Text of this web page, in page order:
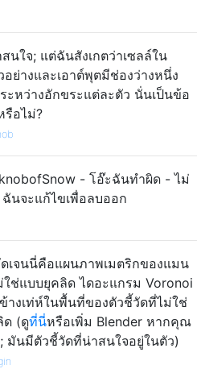
นใจ; แต่ฉันสังเกตว่าเซลล์ใน
ย่างและเอาต์พุตมีช่องว่างหนึ่ง
ะหว่างอักขระแต่ละตัว นั่นเป็นข้อ
รือไม่?
- โอ๊ะฉันทำผิด - ไม่
ฉันจะแก้ไขเพื่อลบออก
เจนนี่คือแผนภาพเมตริกของแมน
ช่แบบยุคลิด ไดอะแกรม Voronoi
างเท่ห์ในพื้นที่ของตัวชี้วัดที่ไม่ใช่
ด (ดูที่นี่หรือเพิ่ม Blender หากคุณ
มันมีตัวชี้วัดที่น่าสนใจอยู่ในตัว)